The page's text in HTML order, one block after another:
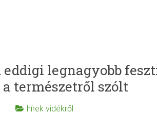
eddigi legnagyobb
természetről szólt
hírek vidékről